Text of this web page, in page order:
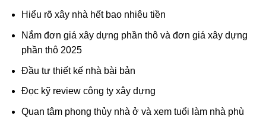
Hiểu rõ xây nhà hết bao nhiêu tiền
Nắm đơn giá xây dựng phần thô và đơn giá xây dựng
phần thô 2025
Đầu tư thiết kế nhà bài bản
Đọc kỹ review công ty xây dựng
Quan tâm phong thủy nhà ở và xem tuổi làm nhà phù